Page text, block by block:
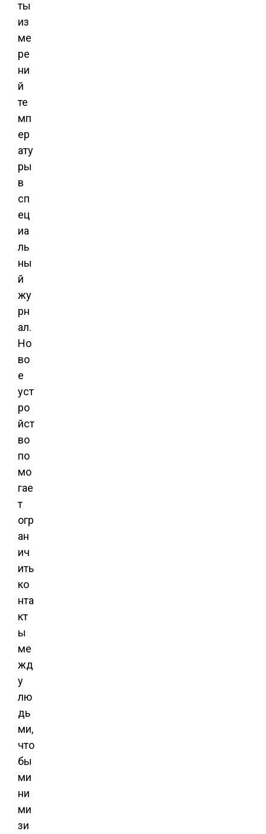
ты
из
ме
ре
ни
й
те
мп
ер
ату
ры
в
сп
ец
иа
ль
ны
й
жу
рн
ал.
Но
во
е
уст
ро
йст
во
по
мо
гае
т
огр
ан
ич
ить
ко
нта
кт
ы
ме
жд
у
лю
дь
ми,
что
бы
ми
ни
ми
зи